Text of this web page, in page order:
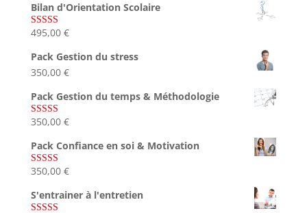
Bilan d'Orientation Scolaire
Note4.75
495,00 €
Pack Gestion du stress
350,00 €
Pack Gestion du temps & Méthodologie
Note5.00
350,00 €
Pack Confiance en soi & Motivation
Note5.00
350,00 €
S'entrainer à l'entretien